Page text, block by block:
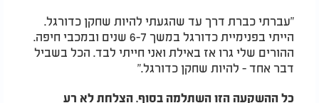
"עברתי כברת דרך עד שהגעתי להיות שחקן כדורגל.
הייתי בפנימיית כדורגל במשך 6-7 שנים ובמכבי חיפה.
ההורים שלי גרו אז באילת ואני חייתי לבד. הכל בשביל
דבר אחד - להיות שחקן כדורגל."
כל ההשקעה הזו השתלמה בסוף. הצלחת לא רע